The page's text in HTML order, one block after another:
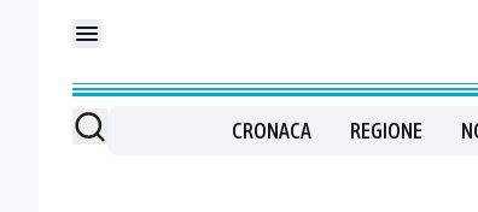
CRONACA REGIONE